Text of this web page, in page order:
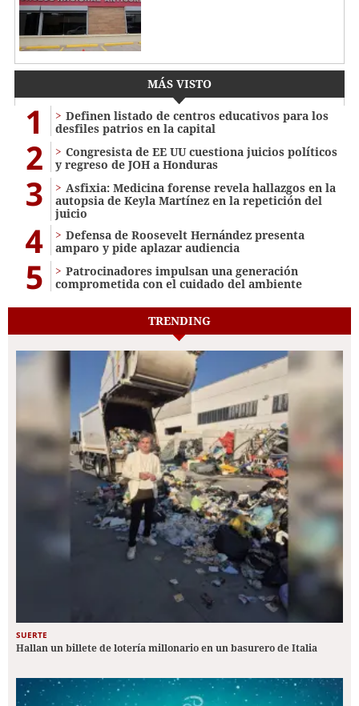
MÁS VISTO
1
Definen listado de centros educativos para los
desfiles patrios en la capital
2
Congresista de EE UU cuestiona juicios políticos
y regreso de JOH a Honduras
3
Asfixia: Medicina forense revela hallazgos en la
autopsia de Keyla Martínez en la repetición del
juicio
4
Defensa de Roosevelt Hernández presenta
amparo y pide aplazar audiencia
5
Patrocinadores impulsan una generación
comprometida con el cuidado del ambiente
TRENDING
SUERTE
Hallan un billete de lotería millonario en un basurero de Italia